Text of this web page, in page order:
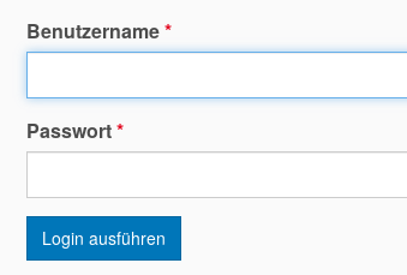
Benutzername*
Passwort*
Login ausführen